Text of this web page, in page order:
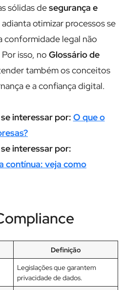
sólidas desegurança e
adianta otimizar processos se
conformidade legal não
isso, no Glossário de
também os conceitos
e a confiança digital.
interessar por: O que o
interessar por:
contínua: veja como
Definição
Legislações que garantem
privacidade de dados.